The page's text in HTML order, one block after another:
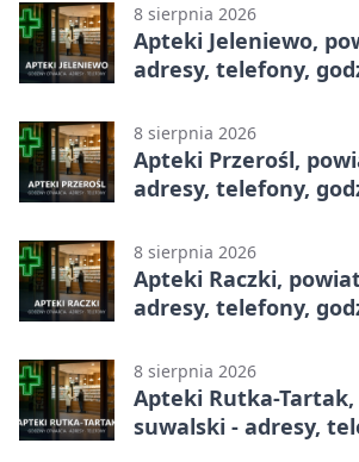
8 sierpnia 2026
Apteki Jeleniewo,
adresy, telefony,
8 sierpnia 2026
Apteki Przerośl,
adresy, telefony,
8 sierpnia 2026
Apteki Raczki,
adresy, telefony,
8 sierpnia 2026
Apteki Rutka-
suwalski - adresy,